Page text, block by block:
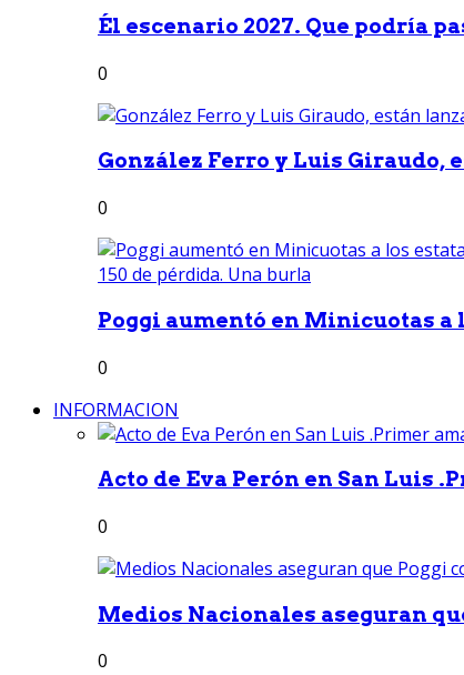
Él escenario 2027. Que podría
0
González Ferro y Luis Giraudo,
0
Poggi aumentó en Minicuotas a
0
INFORMACION
Acto de Eva Perón en San Luis
0
Medios Nacionales aseguran
0